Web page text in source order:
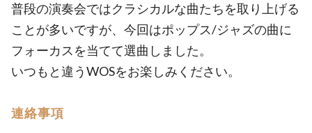
普段の演奏会ではクラシカルな曲たちを取り上げる
ことが多いですが、今回はポップス/ジャズの曲に
フォーカスを当てて選曲しました。
いつもと違うWOSをお楽しみください。
連絡事項